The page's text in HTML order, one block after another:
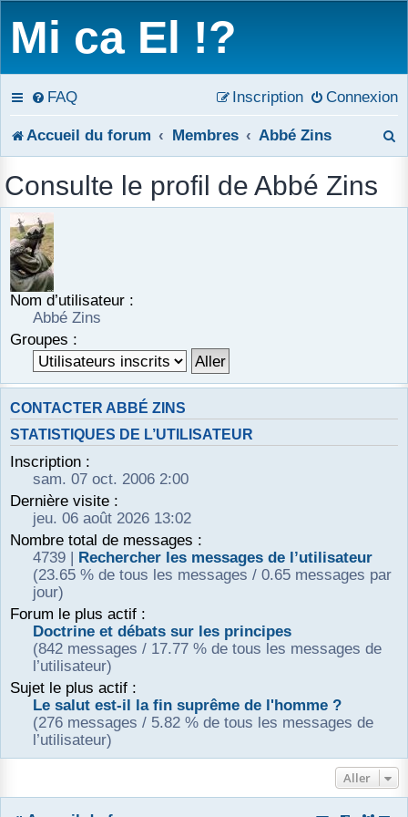
Mi ca El !?
FAQ Connexion
Inscription
Accueil du forum Membres Abbé Zins
Consulte le profil de Abbé Zins
Nom d’utilisateur :
Abbé Zins
Groupes :
CONTACTER ABBÉ ZINS
STATISTIQUES DE L’UTILISATEUR
Inscription :
sam. 07 oct. 2006 2:00
Dernière visite :
jeu. 06 août 2026 13:02
Nombre total de messages :
4739 | Rechercher les messages de l’utilisateur
(23.65 % de tous les messages / 0.65 messages par
jour)
Forum le plus actif :
Doctrine et débats sur les principes
(842 messages / 17.77 % de tous les messages de
l’utilisateur)
Sujet le plus actif :
Le salut est-il la fin suprême de l'homme ?
(276 messages / 5.82 % de tous les messages de
l’utilisateur)
Aller